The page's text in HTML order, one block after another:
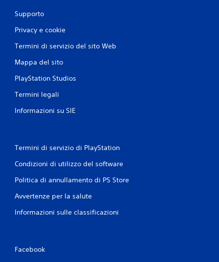
Supporto
Privacy e cookie
Termini di servizio del sito Web
Mappa del sito
PlayStation Studios
Termini legali
Informazioni su SIE
Termini di servizio di PlayStation
Condizioni di utilizzo del software
Politica di annullamento di PS Store
Avvertenze per la salute
Informazioni sulle classificazioni
Facebook